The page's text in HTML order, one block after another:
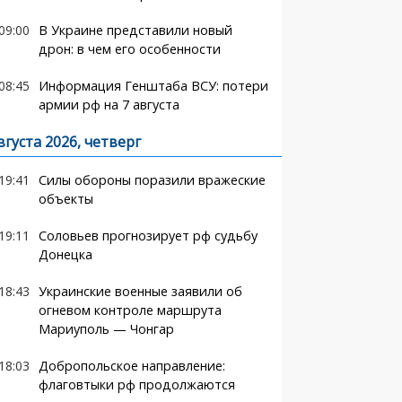
В Украине представили новый
дрон: в чем его особенности
Информация Генштаба ВСУ: потери
армии рф на 7 августа
2026, четверг
Силы обороны поразили вражеские
объекты
Соловьев прогнозирует рф судьбу
Донецка
Украинские военные заявили об
огневом контроле маршрута
Мариуполь — Чонгар
Добропольское направление:
флаговтыки рф продолжаются